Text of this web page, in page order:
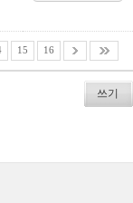
15 16
쓰기